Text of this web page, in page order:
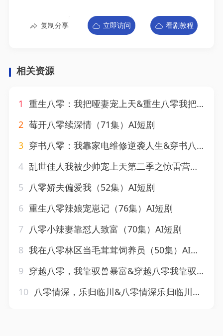
复制分享 立即访问 看剧教程
相关资源
1 重生八零：我把哑妻宠上天&重生八零我把哑妻宠上天（79集）AI短剧
2 莓开八零续深情（71集）AI短剧
3 穿书八零：我靠家电维修逆袭人生&穿书八零我靠家电维修逆袭人生（50集）AI短剧
4 乱世佳人我被少帅宠上天第二季之惊雷营救（84集）AI短剧
5 八零娇夫偏爱我（52集）AI短剧
6 重生八零辣娘宠崽记（76集）AI短剧
7 八零小辣妻靠怼人致富（70集）AI短剧
8 我在八零林区当毛茸茸饲养员（50集）AI短剧
9 穿越八零，我靠驭兽暴富&穿越八零我靠驭兽暴富（60集）AI短剧
10 八零情深，乐归临川&八零情深乐归临川（67集）AI短剧